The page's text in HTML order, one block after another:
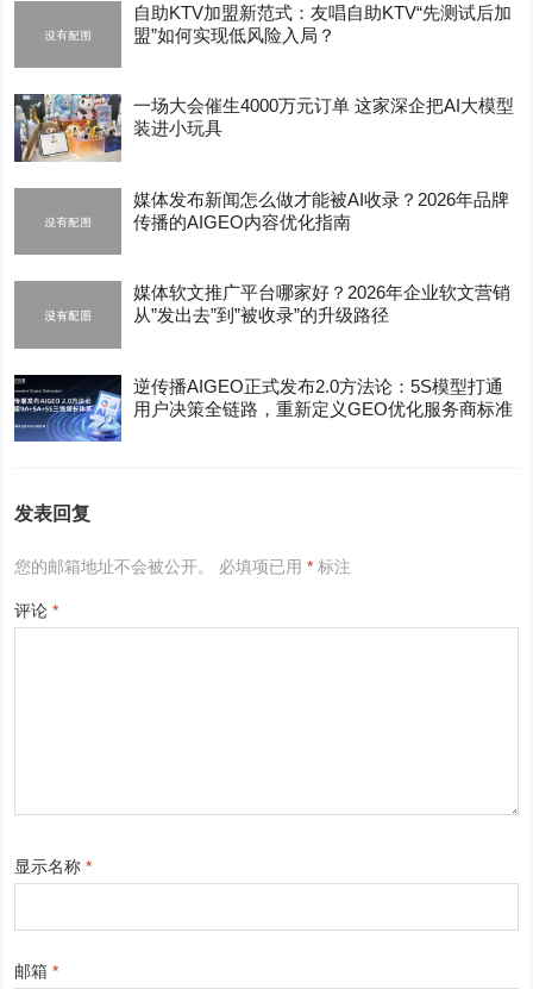
自助KTV加盟新范式：友唱自助KTV“先测试后加
盟”如何实现低风险入局？
一场大会催生4000万元订单 这家深企把AI大模型
装进小玩具
媒体发布新闻怎么做才能被AI收录？2026年品牌
传播的AIGEO内容优化指南
媒体软文推广平台哪家好？2026年企业软文营销
从”发出去”到”被收录”的升级路径
逆传播AIGEO正式发布2.0方法论：5S模型打通
用户决策全链路，重新定义GEO优化服务商标准
发表回复
您的邮箱地址不会被公开。 必填项已用* 标注
评论*
显示名称*
邮箱*